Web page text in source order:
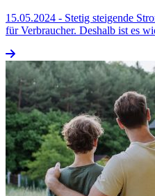
15.05.2024 - Stetig steigende
für Verbraucher. Deshalb ist es